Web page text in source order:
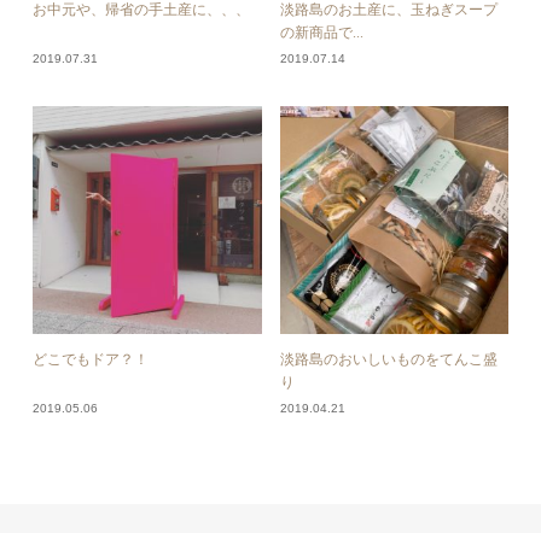
お中元や、帰省の手土産に、、、
2019.07.31
淡路島のお土産に、玉ねぎスープ
の新商品で...
2019.07.14
どこでもドア？！
2019.05.06
淡路島のおいしいものをてんこ盛
り
2019.04.21